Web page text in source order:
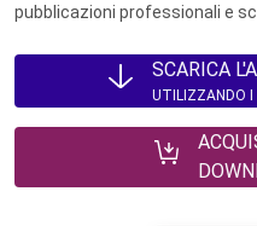
pubblicazioni professionali e
SCARICA
UTILIZZANDO I